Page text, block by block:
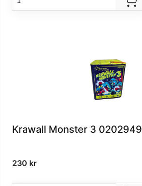
Krawall Monster 3 0202949
230 kr